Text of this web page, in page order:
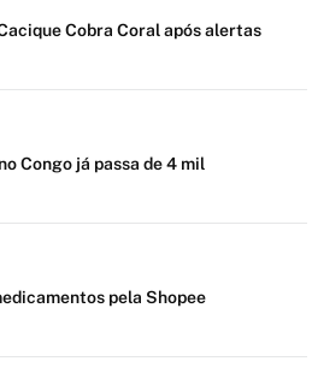
Cobra Coral após alertas
Congo já passa de 4 mil
pela Shopee